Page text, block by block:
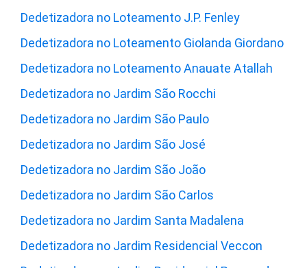
Dedetizadora no Loteamento J.P. Fenley
Dedetizadora no Loteamento Giolanda Giordano
Dedetizadora no Loteamento Anauate Atallah
Dedetizadora no Jardim São Rocchi
Dedetizadora no Jardim São Paulo
Dedetizadora no Jardim São José
Dedetizadora no Jardim São João
Dedetizadora no Jardim São Carlos
Dedetizadora no Jardim Santa Madalena
Dedetizadora no Jardim Residencial Veccon